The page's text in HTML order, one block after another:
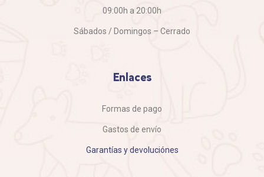
09:00h a 20:00h
Sábados / Domingos – Cerrado
Enlaces
Formas de pago
Gastos de envío
Garantías y devoluciónes